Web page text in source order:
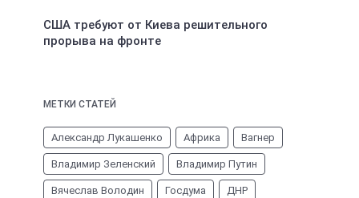
США требуют от Киева решительного
прорыва на фронте
МЕТКИ СТАТЕЙ
Александр Лукашенко Африка Вагнер
Владимир Зеленский Владимир Путин
Вячеслав Володин Госдума ДНР